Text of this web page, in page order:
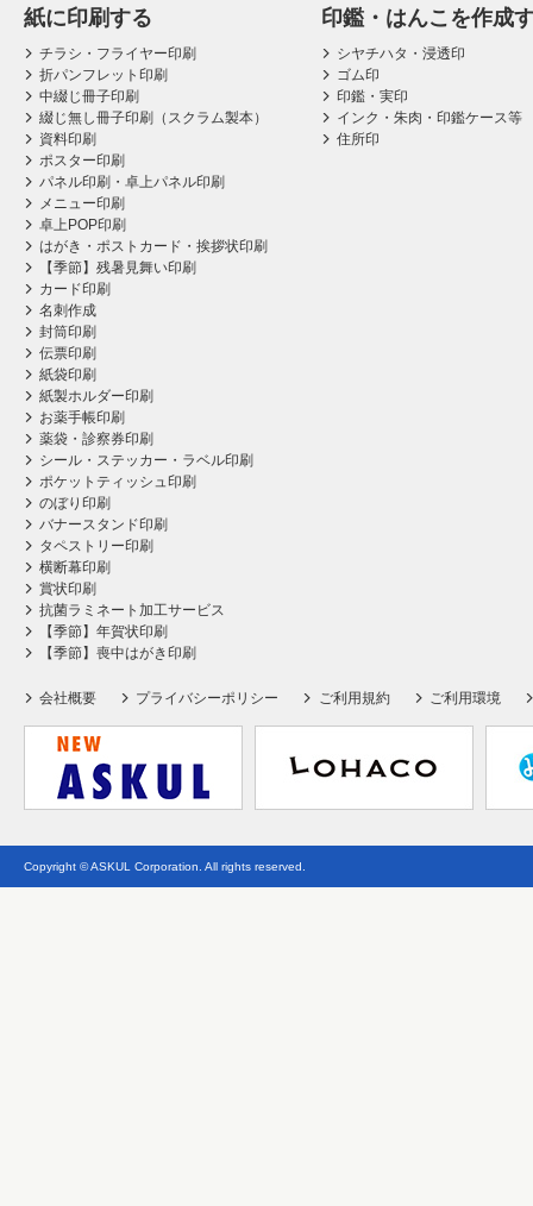
紙に印刷する
チラシ・フライヤー印刷
折パンフレット印刷
中綴じ冊子印刷
綴じ無し冊子印刷（スクラム製本）
資料印刷
ポスター印刷
パネル印刷・卓上パネル印刷
メニュー印刷
卓上POP印刷
はがき・ポストカード・挨拶状印刷
【季節】残暑見舞い印刷
カード印刷
名刺作成
封筒印刷
伝票印刷
紙袋印刷
紙製ホルダー印刷
お薬手帳印刷
薬袋・診察券印刷
シール・ステッカー・ラベル印刷
ポケットティッシュ印刷
のぼり印刷
バナースタンド印刷
タペストリー印刷
横断幕印刷
賞状印刷
抗菌ラミネート加工サービス
【季節】年賀状印刷
【季節】喪中はがき印刷
印鑑・はんこを作成
シヤチハタ・浸透印
ゴム印
印鑑・実印
インク・朱肉・印鑑ケース等
住所印
会社概要 プライバシーポリシー ご利用規約 ご利用環境
Copyright © ASKUL Corporation. All rights reserved.